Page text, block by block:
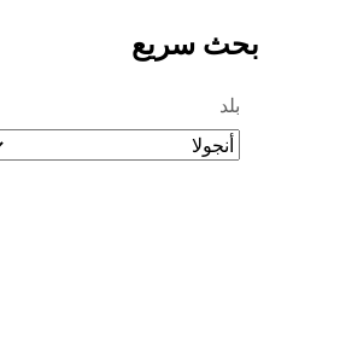
بحث سريع
بلد